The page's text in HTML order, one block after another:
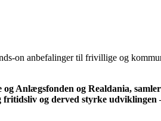
on anbefalinger til frivillige og
Anlægsfonden og Realdania,
og derved styrke udviklingen